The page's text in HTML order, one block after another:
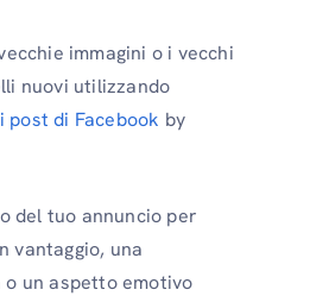
immagini o i vecchi
nuovi utilizzando
di Facebook by
del tuo annuncio per
vantaggio, una
un aspetto emotivo